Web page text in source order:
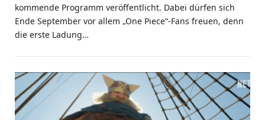
kommende Programm veröffentlicht. Dabei dürfen sich
Ende September vor allem „One Piece“-Fans freuen, denn
die erste Ladung…